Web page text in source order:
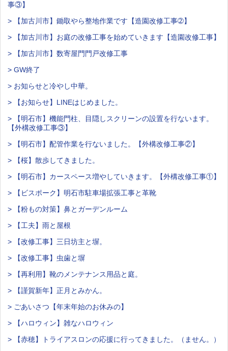
事③】
> 【加古川市】鋤取やら整地作業です【造園改修工事➁】
> 【加古川市】お庭の改修工事を始めていきます【造園改修工事】
> 【加古川市】数寄屋門門戸改修工事
> GW終了
> お知らせと冷やし中華。
> 【お知らせ】LINEはじめました。
> 【明石市】機能門柱、目隠しスクリーンの設置を行ないます。
【外構改修工事③】
> 【明石市】配管作業を行ないました。【外構改修工事②】
> 【桜】散歩してきました。
> 【明石市】カースペース増やしていきます。【外構改修工事①】
> 【ビスポーク】明石市駐車場拡張工事と革靴
> 【粉もの対策】鼻とガーデンルーム
> 【工夫】雨と屋根
> 【改修工事】三日坊主と塀。
> 【改修工事】虫歯と塀
> 【再利用】靴のメンテナンス用品と庭。
> 【謹賀新年】正月とみかん。
> ごあいさつ【年末年始のお休みの】
> 【ハロウィン】雑なハロウィン
> 【赤穂】トライアスロンの応援に行ってきました。（ません。）